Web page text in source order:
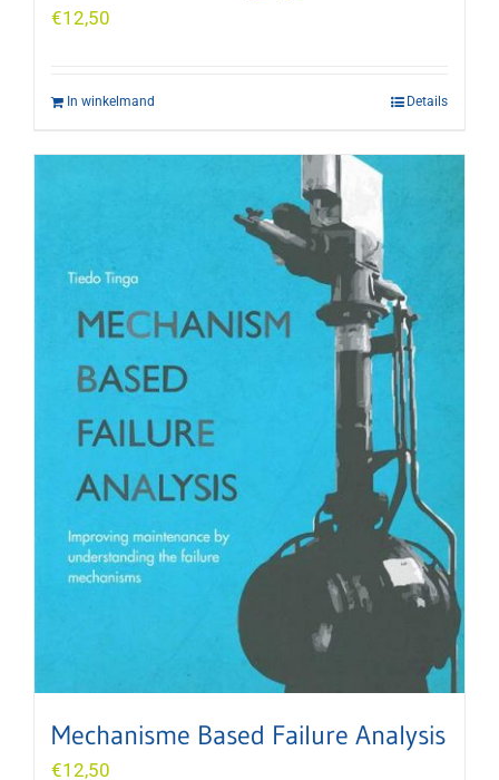
€12,50
In winkelmand Details
Mechanisme Based Failure Analysis
€12,50